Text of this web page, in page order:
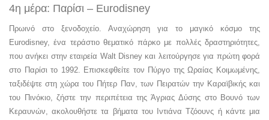
4η μέρα: Παρίσι – Eurodisney
Πρωινό στο ξενοδοχείο. Αναχώρηση για το μαγικό κόσμο της
Eurodisney, ένα τεράστιο θεματικό πάρκο με πολλές δραστηριότητες,
που ανήκει στην εταιρεία Walt Disney και λειτούργησε για πρώτη φορά
στο Παρίσι το 1992. Επισκεφθείτε τον Πύργο της Ωραίας Κοιμωμένης,
ταξιδέψτε στη χώρα του Πήτερ Παν, των Πειρατών την Καραϊβικής και
του Πινόκιο, ζήστε την περιπέτεια της Άγριας Δύσης στο Βουνό των
Κεραυνών, ακολουθήστε τα βήματα του Ιντιάνα Τζόουνς ή κάντε μια